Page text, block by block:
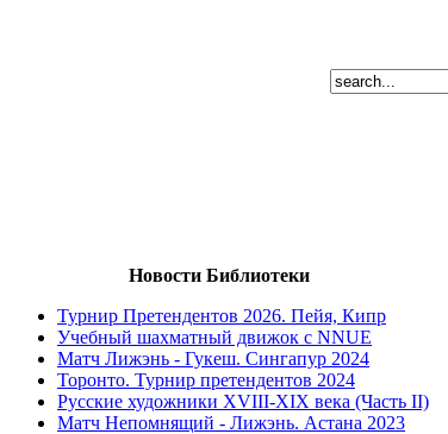
Новости Библиотеки
Турнир Претендентов 2026. Пейя, Кипр
Учебный шахматный движок с NNUE
Матч Лижэнь - Гукеш. Сингапур 2024
Торонто. Турнир претендентов 2024
Русские художники XVIII-XIX века (Часть II)
Матч Непомнящий - Лижэнь. Астана 2023